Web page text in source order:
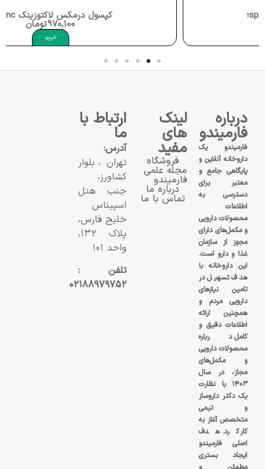
کپسول درمکس لاکتوزینک Dermex Lactozinc
تومان
درباره
فارمیندو
فارمیندو یک
داروخانه آنلاین و
پایگاهی جامع و
معتبر برای
دسترسی به
اطلاعات
محصولات دارویی
و مکمل‌های دارای
مجوز از سازمان
غذا و دارو است.
این داروخانه با
هدف تسهیل در
تامین نیازهای
دارویی مردم و
همچنین ارائه
اطلاعات دقیق و
کامل درباره
محصولات دارویی
و مکمل‌های
مجاز، در سال
۱۴۰۳ با نظارت
یک دکتر داروساز
و تیمی
متخصص آغاز به
کار کرد. هدف
اصلی فارمیندو
ایجاد بستری
لینک
های
مفید
فروشگاه
مجله علمی
فارمیندو
درباره ما
تماس با ما
ارتباط با
ما
آدرس:
تهران، بلوار
کشاورز،
جنب هتل
اسپیناس
خلیج فارس،
پلاک ۱۳۲،
واحد ۱۰۱
تلفن :
۰۲۱۸۸۹۷۹۷۵۲